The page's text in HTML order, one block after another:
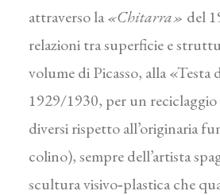
attraverso la«Chitarra» del
relazioni tra superficie e
volume di Picasso, alla
1929/1930, per un
diversi rispet­to all’originaria
colino), sempre dell’artista
scultura visivo‑plastica che